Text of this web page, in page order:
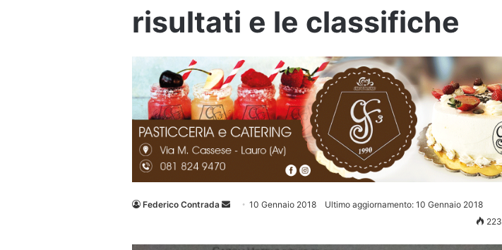
risultati e le classifiche
Federico Contrada
Invia 10 Gennaio 2018
Ultimo aggiornamento: 10 Gennaio 2018
223